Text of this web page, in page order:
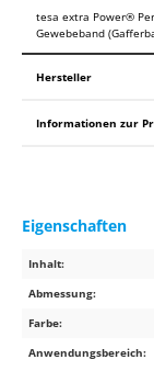
tesa extra Power®
Gewebeband
Hersteller
Informationen zur
Eigenschaften
Inhalt:
Abmessung:
Farbe:
Anwendungsbereich: